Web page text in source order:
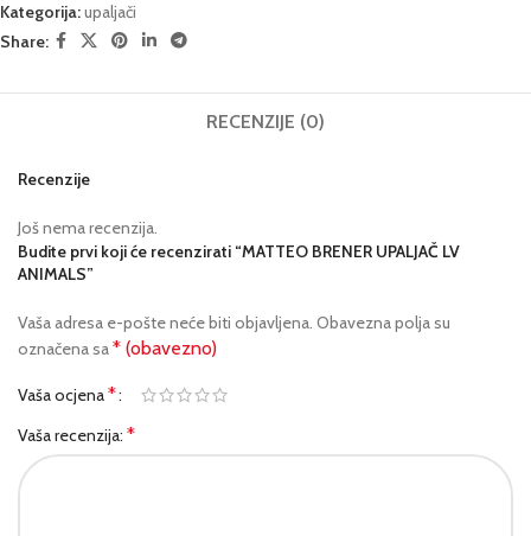
Kategorija:upaljači
Share:
RECENZIJE (0)
Recenzije
Još nema recenzija.
Budite prvi koji će recenzirati “MATTEO BRENER UPALJAČ LV
ANIMALS”
Vaša adresa e-pošte neće biti objavljena. Obavezna polja su
označena sa* (obavezno)
Vaša ocjena*
Vaša recenzija: *